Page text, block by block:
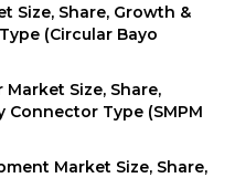
Size, Share, Growth &
(Circular Bayo
Size, Share,
Connector Type (SMPM
Market Size, Share,